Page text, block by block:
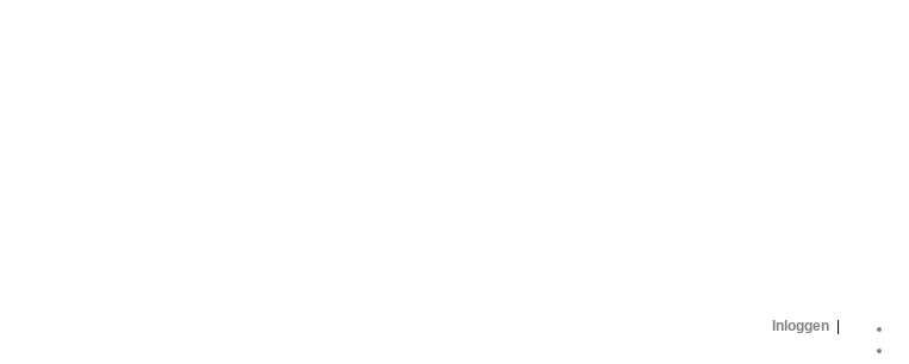
Inloggen